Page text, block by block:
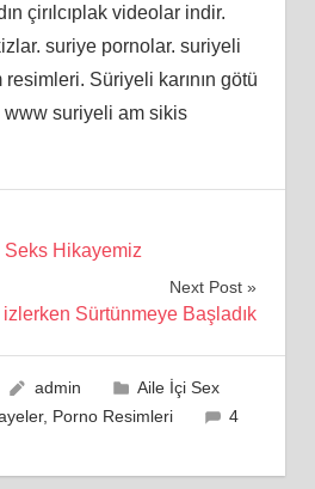
çirılcıplak videolar indir.
suriye pornolar. suriyeli
Süriyeli karının götü
suriyeli am sikis
Hikayemiz
Next Post
izlerken Sürtünmeye Başladık
admin
Aile İçi Sex
, Porno Resimleri
4